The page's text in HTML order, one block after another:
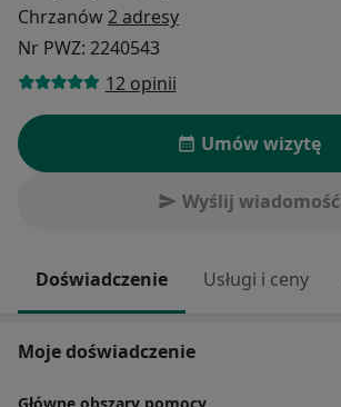
Chrzanów2 adresy
Nr PWZ: 2240543
12 opinii
Umów wizytę
Wyślij wiadomość
Doświadczenie Usługi i ceny
Moje doświadczenie